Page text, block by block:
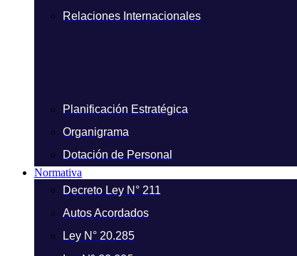
Relaciones Internacionales
Planificación Estratégica
Organigrama
Dotación de Personal
Normativa
Decreto Ley N° 211
Autos Acordados
Ley N° 20.285